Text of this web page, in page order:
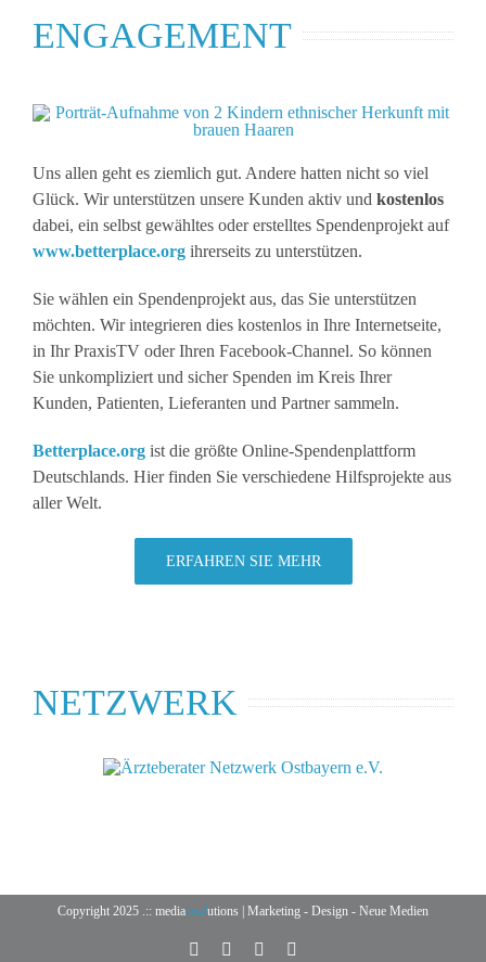
ENGAGEMENT
Uns allen geht es ziemlich gut. Andere hatten nicht so viel
Glück. Wir unterstützen unsere Kunden aktiv und kostenlos
dabei, ein selbst gewähltes oder erstelltes Spendenprojekt auf
www.betterplace.org ihrerseits zu unterstützen.
Sie wählen ein Spendenprojekt aus, das Sie unterstützen
möchten. Wir integrieren dies kostenlos in Ihre Internetseite,
in Ihr PraxisTV oder Ihren Facebook-Channel. So können
Sie unkompliziert und sicher Spenden im Kreis Ihrer
Kunden, Patienten, Lieferanten und Partner sammeln.
Betterplace.org ist die größte Online-Spendenplattform
Deutschlands. Hier finden Sie verschiedene Hilfsprojekte aus
aller Welt.
ERFAHREN SIE MEHR
NETZWERK
Copyright 2025 .:: mediasoulutions | Marketing - Design - Neue Medien
FacebookInstagram
Rss